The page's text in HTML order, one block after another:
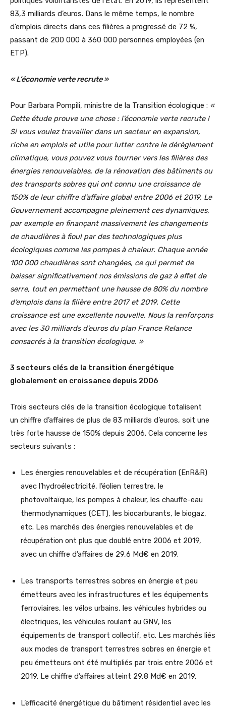
83,3 milliards d’euros. Dans le même temps, le nombre
d’emplois directs dans ces filières a progressé de 72 %,
passant de 200 000 à 360 000 personnes employées (en
ETP).
« L’économie verte recrute »
Pour Barbara Pompili, ministre de la Transition écologique : «
Cette étude prouve une chose : l’économie verte recrute !
Si vous voulez travailler dans un secteur en expansion,
riche en emplois et utile pour lutter contre le dérèglement
climatique, vous pouvez vous tourner vers les filières des
énergies renouvelables, de la rénovation des bâtiments ou
des transports sobres qui ont connu une croissance de
150% de leur chiffre d’affaire global entre 2006 et 2019. Le
Gouvernement accompagne pleinement ces dynamiques,
par exemple en finançant massivement les changements
de chaudières à fioul par des technologiques plus
écologiques comme les pompes à chaleur. Chaque année
100 000 chaudières sont changées, ce qui permet de
baisser significativement nos émissions de gaz à effet de
serre, tout en permettant une hausse de 80% du nombre
d’emplois dans la filière entre 2017 et 2019. Cette
croissance est une excellente nouvelle. Nous la renforçons
avec les 30 milliards d’euros du plan France Relance
consacrés à la transition écologique. »
3 secteurs clés de la transition énergétique
globalement en croissance depuis 2006
Trois secteurs clés de la transition écologique totalisent
un chiffre d’affaires de plus de 83 milliards d’euros, soit une
très forte hausse de 150% depuis 2006. Cela concerne les
secteurs suivants :
Les énergies renouvelables et de récupération (EnR&R)
avec l’hydroélectricité, l’éolien terrestre, le
photovoltaïque, les pompes à chaleur, les chauffe-eau
thermodynamiques (CET), les biocarburants, le biogaz,
etc. Les marchés des énergies renouvelables et de
récupération ont plus que doublé entre 2006 et 2019,
avec un chiffre d’affaires de 29,6 Md€ en 2019.
Les transports terrestres sobres en énergie et peu
émetteurs avec les infrastructures et les équipements
ferroviaires, les vélos urbains, les véhicules hybrides ou
électriques, les véhicules roulant au GNV, les
équipements de transport collectif, etc. Les marchés liés
aux modes de transport terrestres sobres en énergie et
peu émetteurs ont été multipliés par trois entre 2006 et
2019. Le chiffre d’affaires atteint 29,8 Md€ en 2019.
L’efficacité énergétique du bâtiment résidentiel avec les